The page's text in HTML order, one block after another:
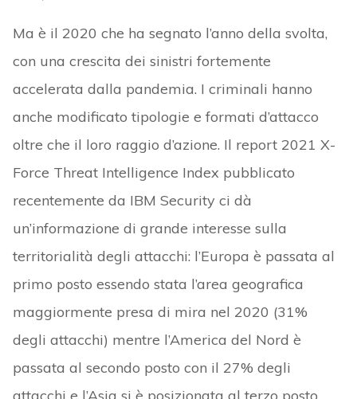
Ma è il 2020 che ha segnato l’anno della svolta,
con una crescita dei sinistri fortemente
accelerata dalla pandemia. I criminali hanno
anche modificato tipologie e formati d’attacco
oltre che il loro raggio d’azione. Il report 2021 X-
Force Threat Intelligence Index pubblicato
recentemente da IBM Security ci dà
un’informazione di grande interesse sulla
territorialità degli attacchi: l’Europa è passata al
primo posto essendo stata l’area geografica
maggiormente presa di mira nel 2020 (31%
degli attacchi) mentre l’America del Nord è
passata al secondo posto con il 27% degli